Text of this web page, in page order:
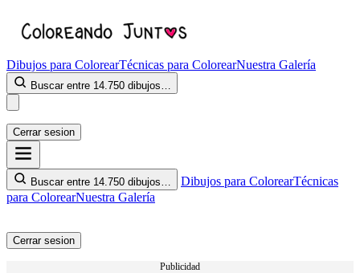
Dibujos para ColorearTécnicas para ColorearNuestra Galería
Buscar entre 14.750 dibujos…
Cerrar sesion
Buscar entre 14.750 dibujos… Dibujos para ColorearTécnicas
para ColorearNuestra Galería
Cerrar sesion
Publicidad